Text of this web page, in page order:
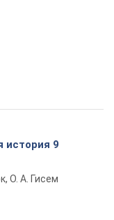
история 9
О. А. Гисем